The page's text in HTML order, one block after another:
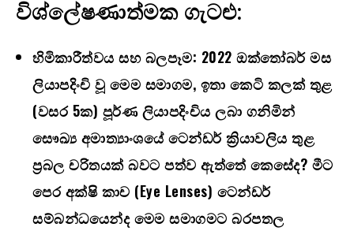
විශ්ලේෂණාත්මක ගැටළු:
හිමිකාරීත්වය සහ බලපෑම: 2022 ඔක්තෝබර් මස
ලියාපදිංචි වූ මෙම සමාගම, ඉතා කෙටි කලක් තුළ
(වසර 5ක) පූර්ණ ලියාපදිංචිය ලබා ගනිමින්
සෞඛ්‍ය අමාත්‍යාංශයේ ටෙන්ඩර් ක්‍රියාවලිය තුළ
ප්‍රබල චරිතයක් බවට පත්ව ඇත්තේ කෙසේද? මීට
පෙර අක්ෂි කාච (Eye Lenses) ටෙන්ඩර්
සම්බන්ධයෙන්ද මෙම සමාගමට බරපතල